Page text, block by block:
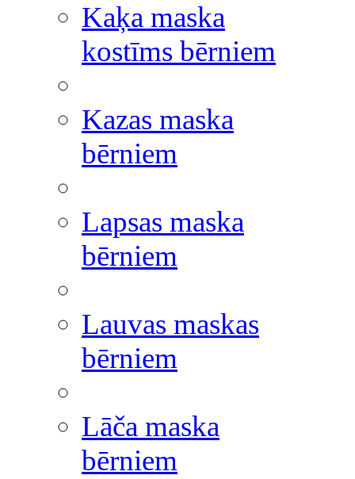
Kaķa maska
kostīms bērniem
Kazas maska
bērniem
Lapsas maska
bērniem
Lauvas maskas
bērniem
Lāča maska
bērniem